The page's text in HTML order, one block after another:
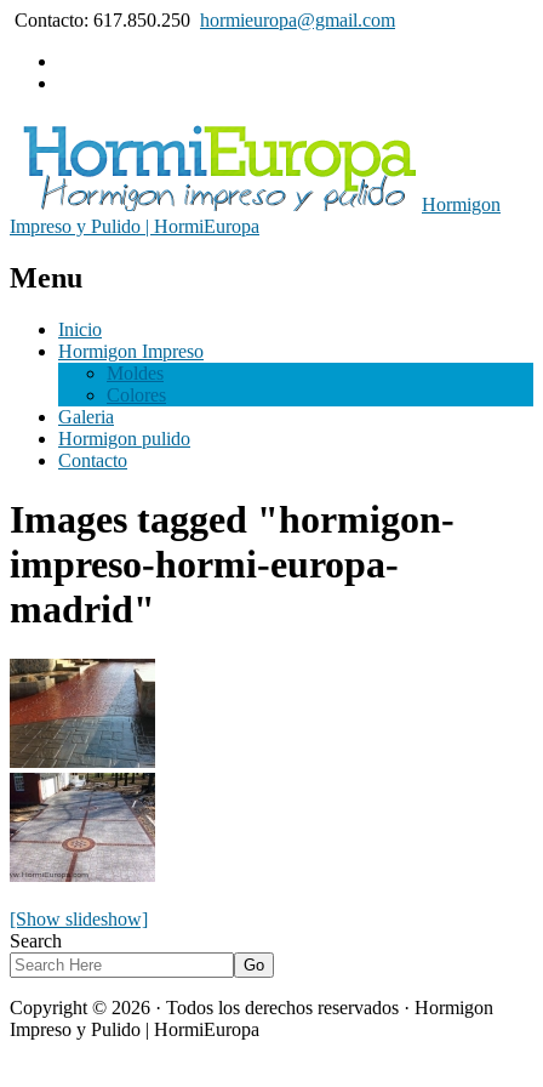
Contacto: 617.850.250 hormieuropa@gmail.com
Hormigon
Impreso y Pulido | HormiEuropa
Menu
Inicio
Hormigon Impreso
Moldes
Colores
Galeria
Hormigon pulido
Contacto
Images tagged "hormigon-
impreso-hormi-europa-
madrid"
[Show slideshow]
Search
Copyright © 2026 · Todos los derechos reservados · Hormigon
Impreso y Pulido | HormiEuropa